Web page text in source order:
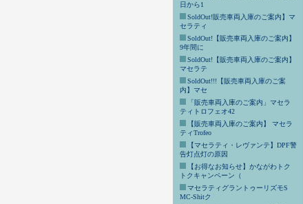
日から1
SoldOut!販売車両入庫のご案内】マ
セラティ
SoldOut!【販売車両入庫のご案内】
9年間に
SoldOut!【販売車両入庫のご案内】
マセラテ
SoldOut!!!【販売車両入庫のご案
内】マセ
「販売車両入庫のご案内」マセラ
ティトロフェオ42
【販売車両入庫のご案内】 マセラ
ティTrofeo
【マセラティ・レヴァンテ】DPF警
告灯点灯の原因
【お得なお知らせ】かながわトク
トクキャンペーン（
マセラティグラントゥーリズモS
MC-Shitク